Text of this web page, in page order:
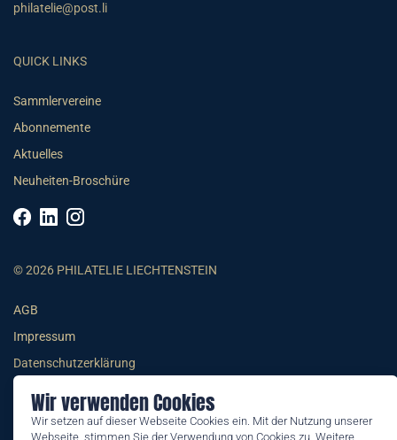
Wir verwenden Cookies
Wir setzen auf dieser Webseite Cookies ein. Mit der Nutzung unserer
Webseite, stimmen Sie der Verwendung von Cookies zu. Weitere
philatelie@post.li
QUICK LINKS
Sammlervereine
Abonnemente
Aktuelles
Neuheiten-Broschüre
© 2026 PHILATELIE LIECHTENSTEIN
AGB
Impressum
Datenschutzerklärung